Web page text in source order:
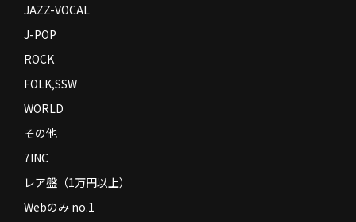
JAZZ-VOCAL
J-POP
ROCK
FOLK,SSW
WORLD
その他
7INC
レア盤（1万円以上）
Webのみ no.1